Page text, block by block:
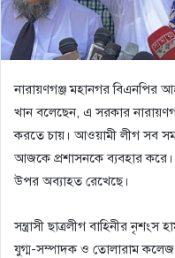
নারায়ণগঞ্জ মহানগর বিএনপির
খান বলেছেন, এ সরকার
করতে চায়। আওয়ামী লীগ সব
আজকে প্রশাসনকে ব্যবহার করে।
উপর অব্যাহত রেখেছে।
সন্ত্রাসী ছাত্রলীগ বাহিনীর নৃশংস
যুগ্ম-সম্পাদক ও তোলারাম কলেজ